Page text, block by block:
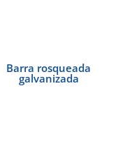
Barra rosqueada
galvanizada